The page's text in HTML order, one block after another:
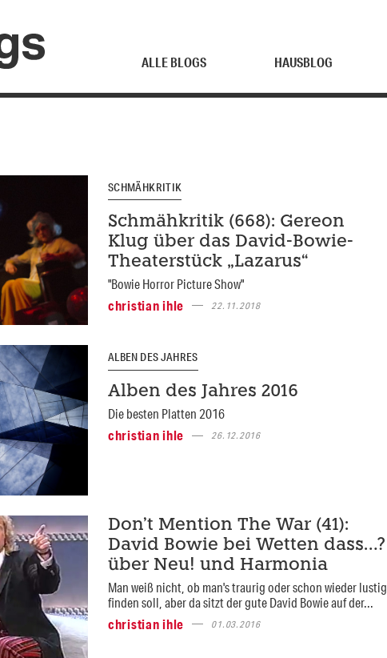
ALLE BLOGS HAUSBLOG
SCHMÄHKRITIK
Schmähkritik (668): Gereon
Klug über das David-Bowie-
Theaterstück „Lazarus“
"Bowie Horror Picture Show"
christian ihle
22.11.2018
ALBEN DES JAHRES
Alben des Jahres 2016
Die besten Platten 2016
christian ihle
26.12.2016
Don’t Mention The War (41):
David Bowie bei Wetten dass…?
über Neu! und Harmonia
Man weiß nicht, ob man's traurig oder schon wieder lustig
finden soll, aber da sitzt der gute David Bowie auf der...
christian ihle
01.03.2016